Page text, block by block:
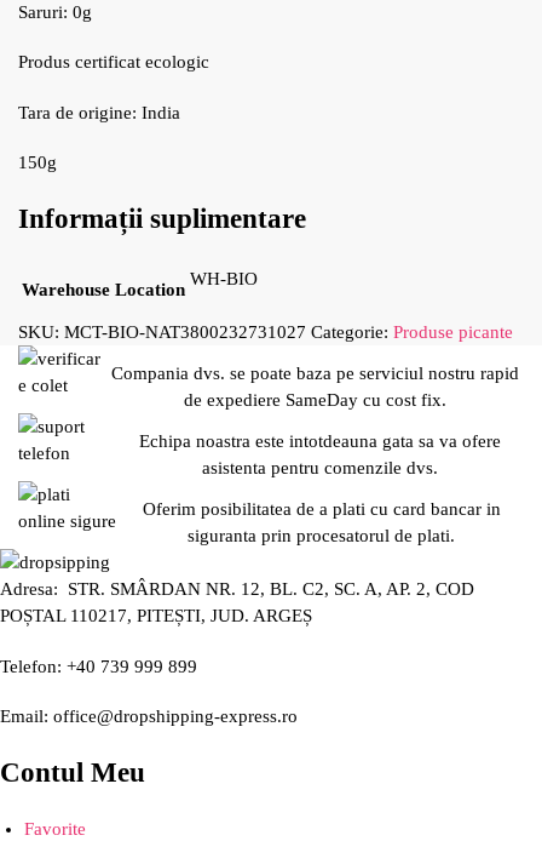
Saruri: 0g
Produs certificat ecologic
Tara de origine: India
150g
Informații suplimentare
Warehouse Location
WH-BIO
SKU: MCT-BIO-NAT3800232731027 Categorie: Produse picante
Compania dvs. se poate baza pe serviciul nostru rapid
de expediere SameDay cu cost fix.
Echipa noastra este intotdeauna gata sa va ofere
asistenta pentru comenzile dvs.
Oferim posibilitatea de a plati cu card bancar in
siguranta prin procesatorul de plati.
Adresa: STR. SMÂRDAN NR. 12, BL. C2, SC. A, AP. 2, COD
POȘTAL 110217, PITEȘTI, JUD. ARGEȘ
Telefon: +40 739 999 899
Email: office@dropshipping-express.ro
Contul Meu
Favorite